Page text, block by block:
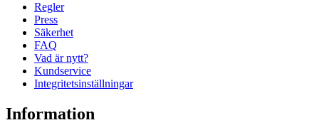
Regler
Press
Säkerhet
FAQ
Vad är nytt?
Kundservice
Integritetsinställningar
Information